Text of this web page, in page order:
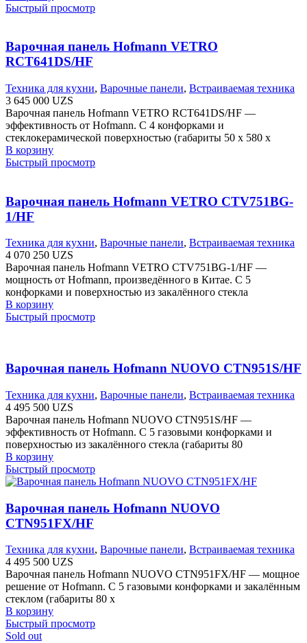
Быстрый просмотр
Варочная панель Hofmann VETRO
RCT641DS/HF
Техника для кухни, Варочные панели, Встраиваемая техника
3 645 000 UZS
Варочная панель Hofmann VETRO RCT641DS/HF —
эффективность от Hofmann. С 4 конфорками и
стеклокерамической поверхностью (габариты 50 х 580 х
В корзину
Быстрый просмотр
Варочная панель Hofmann VETRO CTV751BG-
1/HF
Техника для кухни, Варочные панели, Встраиваемая техника
4 070 250 UZS
Варочная панель Hofmann VETRO CTV751BG-1/HF —
мощность от Hofmann, произведённого в Китае. С 5
конфорками и поверхностью из закалённого стекла
В корзину
Быстрый просмотр
Варочная панель Hofmann NUOVO CTN951S/HF
Техника для кухни, Варочные панели, Встраиваемая техника
4 495 500 UZS
Варочная панель Hofmann NUOVO CTN951S/HF —
эффективность от Hofmann. С 5 газовыми конфорками и
поверхностью из закалённого стекла (габариты 80
В корзину
Быстрый просмотр
Варочная панель Hofmann NUOVO
CTN951FX/HF
Техника для кухни, Варочные панели, Встраиваемая техника
4 495 500 UZS
Варочная панель Hofmann NUOVO CTN951FX/HF — мощное
решение от Hofmann. С 5 газовыми конфорками и закалённым
стеклом (габариты 80 х
В корзину
Быстрый просмотр
Sold out